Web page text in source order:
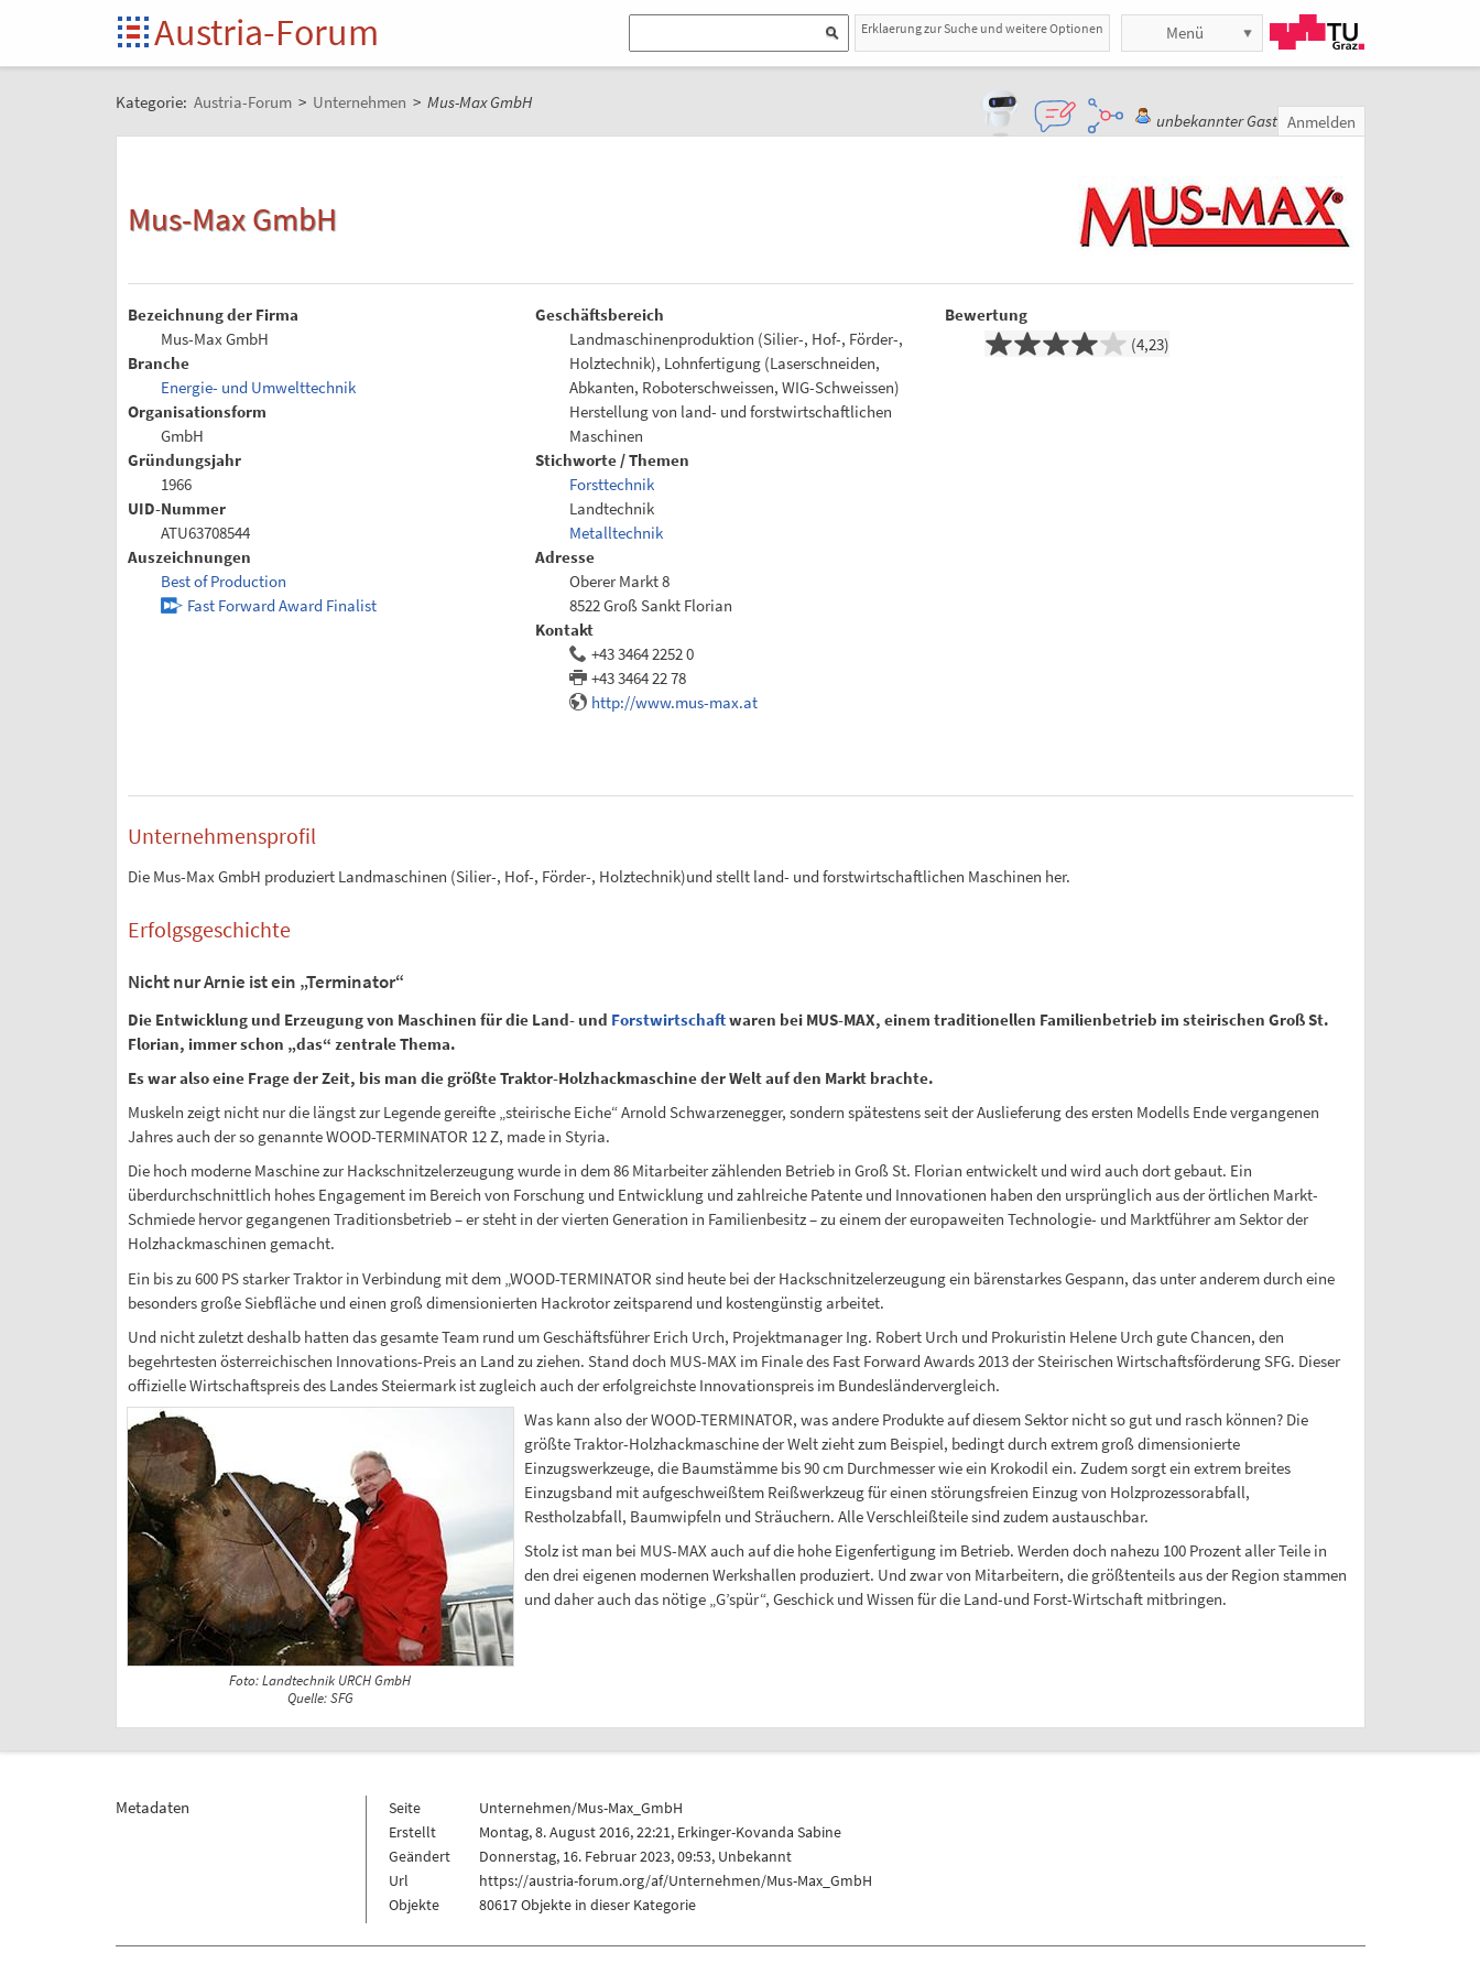
Austria-Forum Erklaerung zur Suche und weitere Optionen Menü
Kategorie: Austria-Forum > Unternehmen > Mus-Max GmbH
unbekannter Gast Anmelden
Mus-Max GmbH
Bezeichnung der Firma
Mus-Max GmbH
Branche
Energie- und Umwelttechnik
Organisationsform
GmbH
Gründungsjahr
1966
UID-Nummer
ATU63708544
Auszeichnungen
Best of Production
Fast Forward Award Finalist
Geschäftsbereich
Landmaschinenproduktion (Silier-, Hof-, Förder-,
Holztechnik), Lohnfertigung (Laserschneiden,
Abkanten, Roboterschweissen, WIG-Schweissen)
Herstellung von land- und forstwirtschaftlichen
Maschinen
Stichworte / Themen
Forsttechnik
Landtechnik
Metalltechnik
Adresse
Oberer Markt 8
8522 Groß Sankt Florian
Kontakt
+43 3464 2252 0
+43 3464 22 78
http://www.mus-max.at
Bewertung
4,23
Unternehmensprofil
Die Mus-Max GmbH produziert Landmaschinen (Silier-, Hof-, Förder-, Holztechnik)und stellt land- und forstwirtschaftlichen Maschinen her.
Erfolgsgeschichte
Nicht nur Arnie ist ein „Terminator“
Die Entwicklung und Erzeugung von Maschinen für die Land- und Forstwirtschaftwaren bei MUS-MAX, einem traditionellen Familienbetrieb im steirischen Groß St.
Florian, immer schon „das“ zentrale Thema.
Es war also eine Frage der Zeit, bis man die größte Traktor-Holzhackmaschine der Welt auf den Markt brachte.
Muskeln zeigt nicht nur die längst zur Legende gereifte „steirische Eiche“ Arnold Schwarzenegger, sondern spätestens seit der Auslieferung des ersten Modells Ende vergangenen
Jahres auch der so genannte WOOD-TERMINATOR 12 Z, made in Styria.
Die hoch moderne Maschine zur Hackschnitzelerzeugung wurde in dem 86 Mitarbeiter zählenden Betrieb in Groß St. Florian entwickelt und wird auch dort gebaut. Ein
überdurchschnittlich hohes Engagement im Bereich von Forschung und Entwicklung und zahlreiche Patente und Innovationen haben den ursprünglich aus der örtlichen Markt-
Schmiede hervor gegangenen Traditionsbetrieb – er steht in der vierten Generation in Familienbesitz – zu einem der europaweiten Technologie- und Marktführer am Sektor der
Holzhackmaschinen gemacht.
Ein bis zu 600 PS starker Traktor in Verbindung mit dem „WOOD-TERMINATOR sind heute bei der Hackschnitzelerzeugung ein bärenstarkes Gespann, das unter anderem durch eine
besonders große Siebfläche und einen groß dimensionierten Hackrotor zeitsparend und kostengünstig arbeitet.
Und nicht zuletzt deshalb hatten das gesamte Team rund um Geschäftsführer Erich Urch, Projektmanager Ing. Robert Urch und Prokuristin Helene Urch gute Chancen, den
begehrtesten österreichischen Innovations-Preis an Land zu ziehen. Stand doch MUS-MAX im Finale des Fast Forward Awards 2013 der Steirischen Wirtschaftsförderung SFG. Dieser
offizielle Wirtschaftspreis des Landes Steiermark ist zugleich auch der erfolgreichste Innovationspreis im Bundesländervergleich.
Foto: Landtechnik URCH GmbH
Quelle: SFG
Was kann also der WOOD-TERMINATOR, was andere Produkte auf diesem Sektor nicht so gut und rasch können? Die
größte Traktor-Holzhackmaschine der Welt zieht zum Beispiel, bedingt durch extrem groß dimensionierte
Einzugswerkzeuge, die Baumstämme bis 90 cm Durchmesser wie ein Krokodil ein. Zudem sorgt ein extrem breites
Einzugsband mit aufgeschweißtem Reißwerkzeug für einen störungsfreien Einzug von Holzprozessorabfall,
Restholzabfall, Baumwipfeln und Sträuchern. Alle Verschleißteile sind zudem austauschbar.
Stolz ist man bei MUS-MAX auch auf die hohe Eigenfertigung im Betrieb. Werden doch nahezu 100 Prozent aller Teile in
den drei eigenen modernen Werkshallen produziert. Und zwar von Mitarbeitern, die größtenteils aus der Region stammen
und daher auch das nötige „G’spür“, Geschick und Wissen für die Land-und Forst-Wirtschaft mitbringen.
Metadaten Seite
Unternehmen/Mus-Max_GmbH
Erstellt
Montag, 8. August 2016, 22:21, Erkinger-Kovanda Sabine
Geändert
Donnerstag, 16. Februar 2023, 09:53, Unbekannt
Url
https://austria-forum.org/af/Unternehmen/Mus-Max_GmbH
Objekte
80617 Objekte in dieser Kategorie